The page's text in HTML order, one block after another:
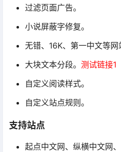
过滤页面广告。
小说屏蔽字修复。
无错、16K、第一中文等网
大块文本分段。 测试链接1
自定义阅读样式。
自定义站点规则。
支持站点
起点中文网、纵横中文网